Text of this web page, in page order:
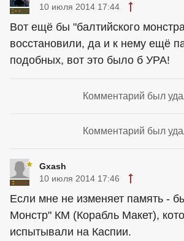
10 июля 2014 17:44
Вот ещё бы "балтийского
восстановили, да и к нему ещё
подобных, вот это было б УРА!
Комментарий был
Комментарий был
Gxash
10 июля 2014 17:46
Если мне не изменяет память -
Монстр" КМ (Корабль Макет),
испытывали на Каспии.